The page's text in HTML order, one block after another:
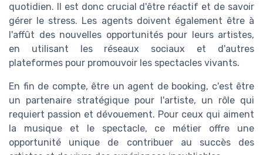
quotidien. Il est donc crucial d'être réactif et de savoir
gérer le stress. Les agents doivent également être à
l'affût des nouvelles opportunités pour leurs artistes,
en utilisant les réseaux sociaux et d'autres
plateformes pour promouvoir les spectacles vivants.
En fin de compte, être un agent de booking, c'est être
un partenaire stratégique pour l'artiste, un rôle qui
requiert passion et dévouement. Pour ceux qui aiment
la musique et le spectacle, ce métier offre une
opportunité unique de contribuer au succès des